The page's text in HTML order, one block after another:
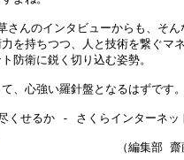
んのインタビューからも、そん
を持ちつつ、人と技術を繋ぐマ
防衛に鋭く切り込む姿勢。
、心強い羅針盤となるはずです
齋藤